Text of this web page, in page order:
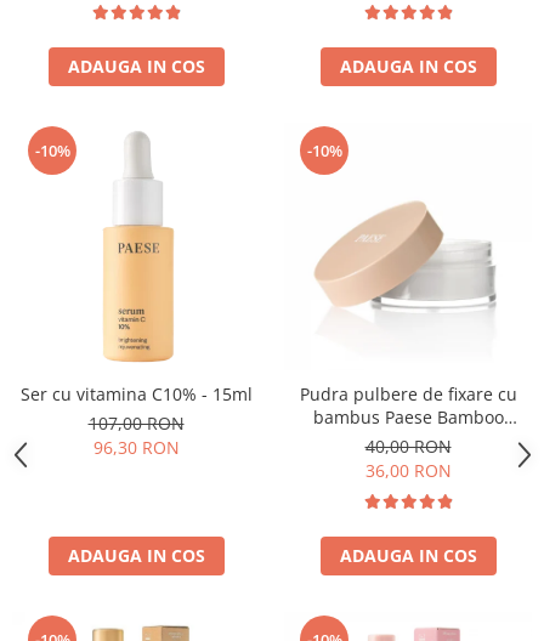
ADAUGA IN COS ADAUGA IN COS
-10%
Ser cu vitamina C10% - 15ml
107,00 RON
96,30 RON
ADAUGA IN COS
-10%
Pudra pulbere de fixare cu
bambus Paese Bamboo
Powder - 5g
40,00 RON
36,00 RON
ADAUGA IN COS